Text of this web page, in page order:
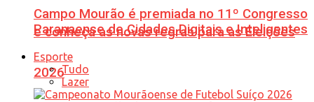
e conheça as novas regras para as Eleições
2026
Campo Mourão é premiada no 11º Congresso
Paranaense de Cidades Digitais e Inteligentes
Esporte
Tudo
Lazer